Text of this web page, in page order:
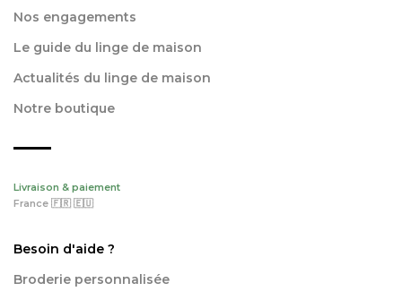
Nos engagements
Le guide du linge de maison
Actualités du linge de maison
Notre boutique
Livraison & paiement
France 🇫🇷 🇪🇺
Besoin d'aide ?
Broderie personnalisée